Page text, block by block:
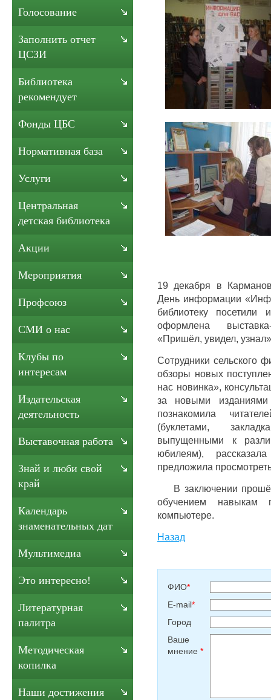
19 декабря в
День информации
библиотеку
оформлена
«Пришёл, увидел,
Сотрудники сельского
обзоры новых
нас новинка»,
за новыми
познакомила
(буклетами,
выпущенными к
юбилеям),
предложила
В заключении
обучением навыкам
компьютере.
Назад
ФИО*
E-mail*
Город
Ваше
мнение *
Голосование
Заполнить отчет
ЦСЗИ
Библиотека
рекомендует
Фонды ЦБС
Нормативная база
Услуги
Центральная
детская библиотека
Акции
Мероприятия
Профсоюз
СМИ о нас
Клубы по
интересам
Издательская
деятельность
Выставочная работа
Знай и люби свой
край
Календарь
знаменательных дат
Мультимедиа
Это интересно!
Литературная
палитра
Методическая
копилка
Наши достижения